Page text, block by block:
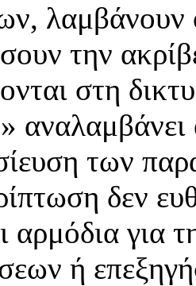
λαμβάνουν
την
στη
των
δεν
αρμόδια για
ή